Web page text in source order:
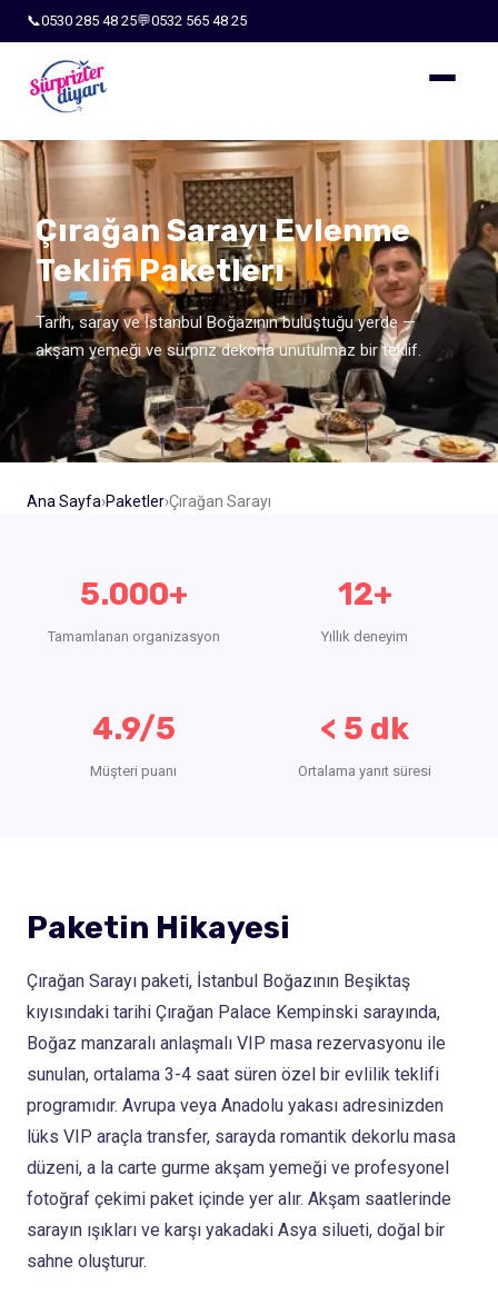
📞0530 285 48 25💬0532 565 48 25
Çırağan Sarayı Evlenme
Teklifi Paketleri
Tarih, saray ve İstanbul Boğazının buluştuğu yerde —
akşam yemeği ve sürpriz dekorla unutulmaz bir teklif.
Ana Sayfa›Paketler›Çırağan Sarayı
5.000+
Tamamlanan organizasyon
12+
Yıllık deneyim
4.9/5
Müşteri puanı
< 5 dk
Ortalama yanıt süresi
Paketin Hikayesi
Çırağan Sarayı paketi, İstanbul Boğazının Beşiktaş
kıyısındaki tarihi Çırağan Palace Kempinski sarayında,
Boğaz manzaralı anlaşmalı VIP masa rezervasyonu ile
sunulan, ortalama 3-4 saat süren özel bir evlilik teklifi
programıdır. Avrupa veya Anadolu yakası adresinizden
lüks VIP araçla transfer, sarayda romantik dekorlu masa
düzeni, a la carte gurme akşam yemeği ve profesyonel
fotoğraf çekimi paket içinde yer alır. Akşam saatlerinde
sarayın ışıkları ve karşı yakadaki Asya silueti, doğal bir
sahne oluşturur.